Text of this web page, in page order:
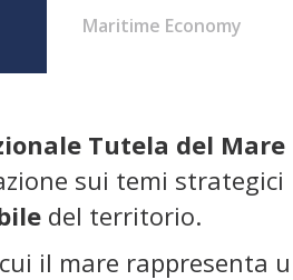
Maritime Economy
Tutela del Mare
sui temi
del territorio.
il mare